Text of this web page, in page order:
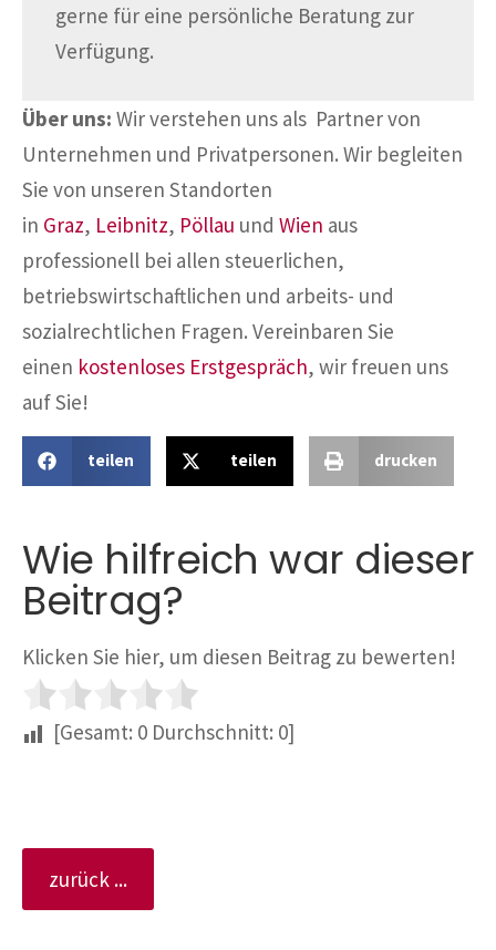
gerne für eine persönliche Beratung zur
Verfügung.
Über uns: Wir verstehen uns als Partner von
Unternehmen und Privatpersonen. Wir begleiten
Sie von unseren Standorten
in Graz, Leibnitz, Pöllau und Wien aus
professionell bei allen steuerlichen,
betriebswirtschaftlichen und arbeits- und
sozialrechtlichen Fragen. Vereinbaren Sie
einen kostenloses Erstgespräch, wir freuen uns
auf Sie!
teilen teilen drucken
Wie hilfreich war dieser
Beitrag?
Klicken Sie hier, um diesen Beitrag zu bewerten!
[Gesamt: 0 Durchschnitt: 0]
zurück ...